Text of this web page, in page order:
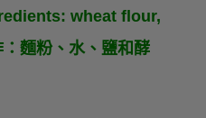
wheat flour,
麵粉、水、鹽和酵